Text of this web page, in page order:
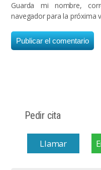
Guarda mi nombre,
navegador para la próxima
Pedir cita
Llamar